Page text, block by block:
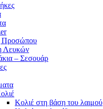
Προσώπου
Λευκών
– Σεσουάρ
Κολιέ στη βάση του λαιμού